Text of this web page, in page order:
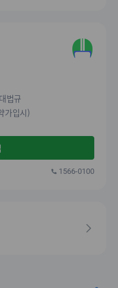
법규
가입시)
1566-0100